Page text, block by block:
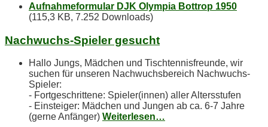
Aufnahmeformular DJK Olympia Bottrop 1950
(115,3 KB, 7.252 Downloads)
Nach­wuchs-Spie­ler gesucht
Hallo Jungs, Mädchen und Tischtennisfreunde, wir
suchen für unseren Nachwuchsbereich Nachwuchs-
Spieler:
- Fortgeschrittene: Spieler(innen) aller Altersstufen
- Einsteiger: Mädchen und Jungen ab ca. 6-7 Jahre
(gerne Anfänger) Weiterlesen…